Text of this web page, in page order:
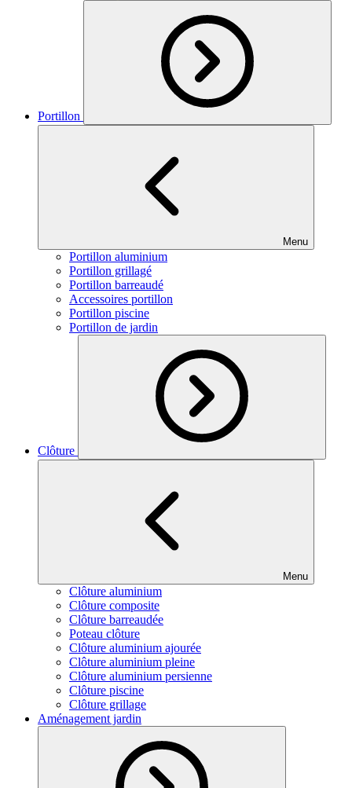
Portillon
Menu
Portillon aluminium
Portillon grillagé
Portillon barreaudé
Accessoires portillon
Portillon piscine
Portillon de jardin
Clôture
Menu
Clôture aluminium
Clôture composite
Clôture barreaudée
Poteau clôture
Clôture aluminium ajourée
Clôture aluminium pleine
Clôture aluminium persienne
Clôture piscine
Clôture grillage
Aménagement jardin